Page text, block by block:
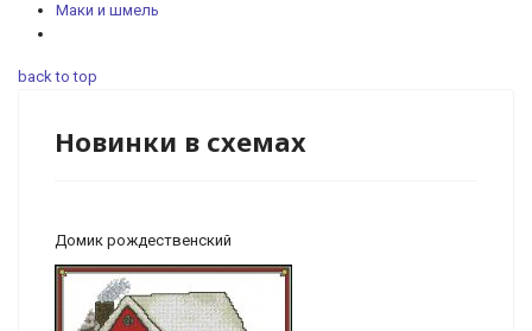
Маки и шмель
back to top
Новинки в схемах
Домик рождественский